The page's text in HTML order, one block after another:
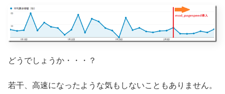
どうでしょうか・・・？
若干、高速になったような気もしないこともありません。